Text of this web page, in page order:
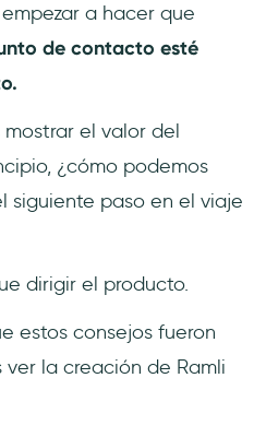
a hacer que
de contacto esté
el valor del
¿cómo podemos
siguiente paso en el viaje
dirigir el producto.
estos consejos fueron
la creación de Ramli